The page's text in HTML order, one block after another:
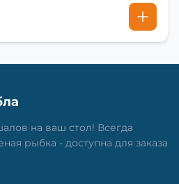
на ваш стол! Всегда
рыбка - доступна для заказа